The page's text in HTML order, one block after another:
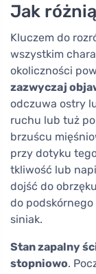
Jak
Kluczem do
wszystkim
okoliczności
zazwyczaj
odczuwa ostry
ruchu lub tuż
brzuścu
przy dotyku
tkliwość lub
dojść do
do
siniak.
Stan zapalny
stopniowo.